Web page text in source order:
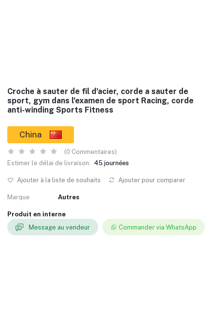
Croche à sauter de fil d'acier, corde a sauter de
sport, gym dans l'examen de sport Racing, corde
anti-winding Sports Fitness
China
(0 Commentaires)
Estimer le délai de livraison: 45 journées
Ajouter à la liste de souhaits Ajouter pour comparer
Marque Autres
Produit en interne
Message au vendeur
Commander via WhatsApp